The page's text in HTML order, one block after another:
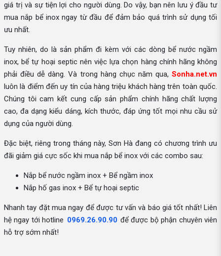
giá trị và sự tiện lợi cho người dùng. Do vậy, bạn nên lưu ý đầu tư
mua nắp bể inox ngay từ đầu để đảm bảo quá trình sử dụng tối
ưu nhất.
Tuy nhiên, do là sản phẩm đi kèm với các dòng bể nước ngầm
inox, bể tự hoại septic nên việc lựa chọn hàng chính hãng không
phải điều dễ dàng. Và trong hàng chục năm qua, Sonha.net.vn
luôn là điểm đến uy tín của hàng triệu khách hàng trên toàn quốc.
Chúng tôi cam kết cung cấp sản phẩm chính hãng chất lượng
cao, đa dạng kiểu dáng, kích thước, đáp ứng tốt mọi nhu cầu sử
dụng của người dùng.
Đặc biệt, riêng trong tháng này, Sơn Hà đang có chương trình ưu
đãi giảm giá cực sốc khi mua nắp bể inox với các combo sau:
Nắp bể nước ngầm inox + Bể ngầm inox
Nắp hố gas inox + Bể tự hoại septic
Nhanh tay đặt mua ngay để được tư vấn và báo giá tốt nhất! Liên
hệ ngay tới hotline 0969.26.90.90 để được bộ phận chuyên viên
hỗ trợ sớm nhất!